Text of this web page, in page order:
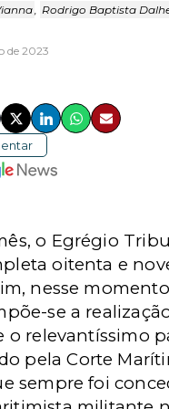
, Rodrigo Baptista
de 2023
o Egrégio
oitenta e
nesse
se a
o relevantíssimo
pela Corte
sempre foi